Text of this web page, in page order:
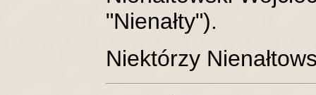
"Nienałty").
Niektórzy